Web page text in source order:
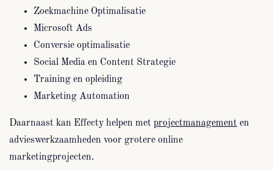
Zoekmachine Optimalisatie
Microsoft Ads
Conversie optimalisatie
Social Media en Content Strategie
Training en opleiding
Marketing Automation
Daarnaast kan Effecty helpen met projectmanagement en
advieswerkzaamheden voor grotere online
marketingprojecten.